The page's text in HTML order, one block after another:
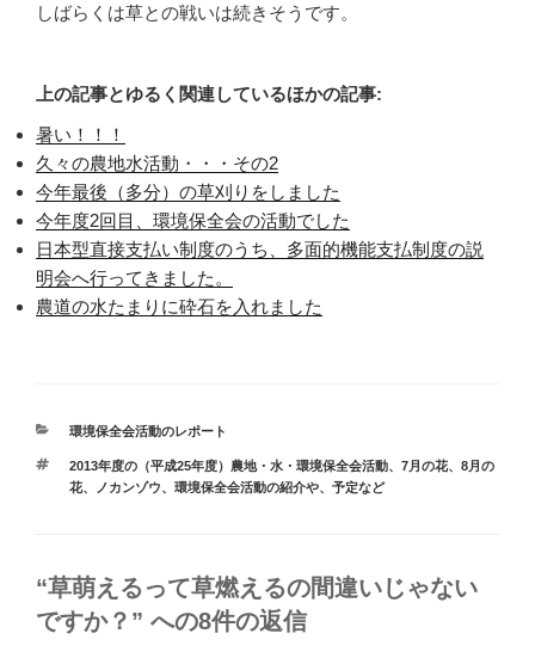
しばらくは草との戦いは続きそうです。
上の記事とゆるく関連しているほかの記事:
暑い！！！
久々の農地水活動・・・その2
今年最後（多分）の草刈りをしました
今年度2回目、環境保全会の活動でした
日本型直接支払い制度のうち、多面的機能支払制度の説
明会へ行ってきました。
農道の水たまりに砕石を入れました
カ
ゴ
リ
環境保全会活動のレポート
タ
グ
2013年度の（平成25年度）農地・水・環境保全会活動、 7月の花、 8月の
花、 ノカンゾウ、 環境保全会活動の紹介や、予定など
“草萌えるって草燃えるの間違いじゃない
ですか？” への8件の返信